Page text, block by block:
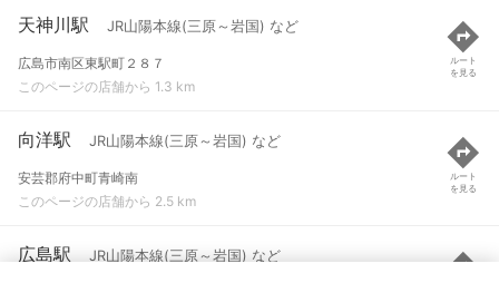
天神川駅 JR山陽本線(三原～岩国) など
広島市南区東駅町２８７
このページの店舗から 1.3 km
ルート
を見る
向洋駅 JR山陽本線(三原～岩国) など
安芸郡府中町青崎南
このページの店舗から 2.5 km
ルート
を見る
広島駅 JR山陽本線(三原～岩国) など